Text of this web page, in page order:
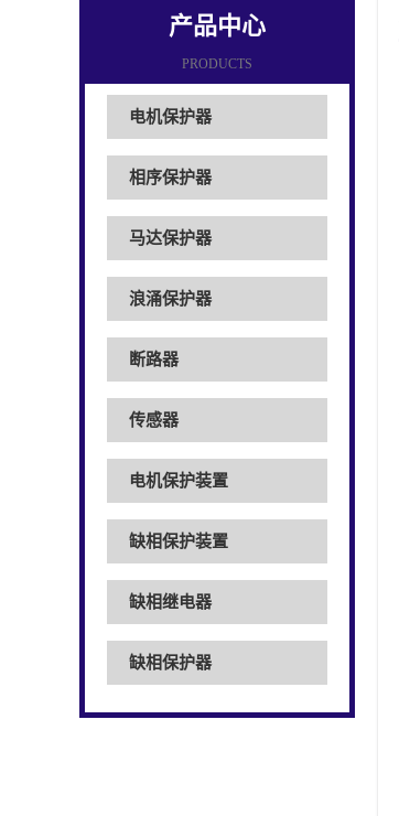
产品中心
PRODUCTS
电机保护器
相序保护器
马达保护器
浪涌保护器
断路器
传感器
电机保护装置
缺相保护装置
缺相继电器
缺相保护器